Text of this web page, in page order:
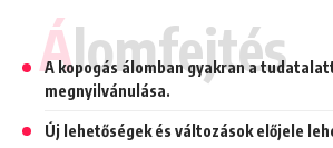
Álomfejtés
A kopogás álomban gyakran a
megnyilvánulása.
Új lehetőségek és változások előjele